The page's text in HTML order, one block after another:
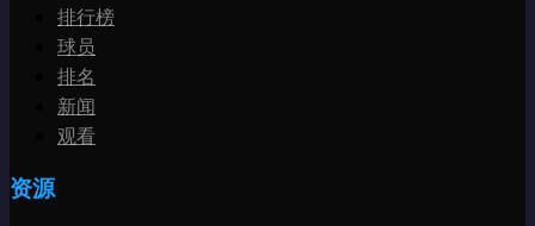
排行榜
球员
排名
新闻
观看
资源